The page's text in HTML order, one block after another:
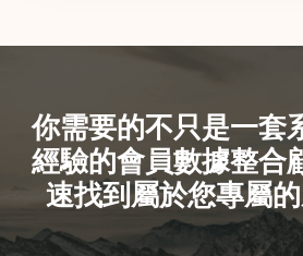
你需要的不只是一套
經驗的會員數據整合
速找到屬於您專屬